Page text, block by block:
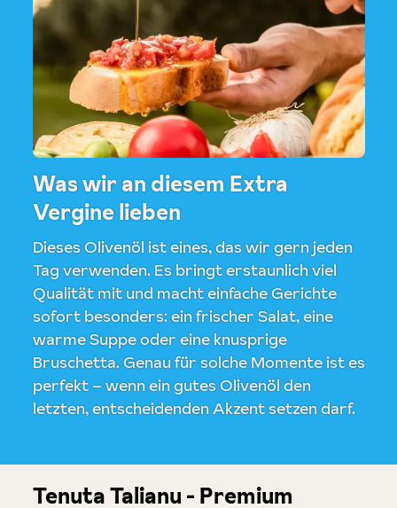
Was wir an diesem Extra
Vergine lieben
Dieses Olivenöl ist eines, das wir gern jeden
Tag verwenden. Es bringt erstaunlich viel
Qualität mit und macht einfache Gerichte
sofort besonders: ein frischer Salat, eine
warme Suppe oder eine knusprige
Bruschetta. Genau für solche Momente ist es
perfekt – wenn ein gutes Olivenöl den
letzten, entscheidenden Akzent setzen darf.
Tenuta Talianu - Premium